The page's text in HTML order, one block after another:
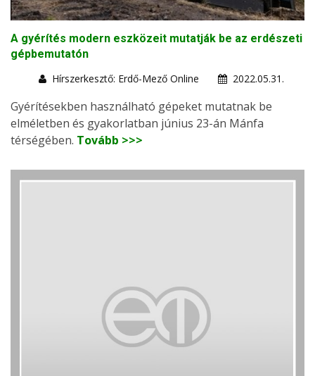
A gyérítés modern eszközeit mutatják be az erdészeti
gépbemutatón
Hírszerkesztő: Erdő-Mező Online
2022.05.31.
Gyérítésekben használható gépeket mutatnak be
elméletben és gyakorlatban június 23-án Mánfa
térségében. Tovább >>>